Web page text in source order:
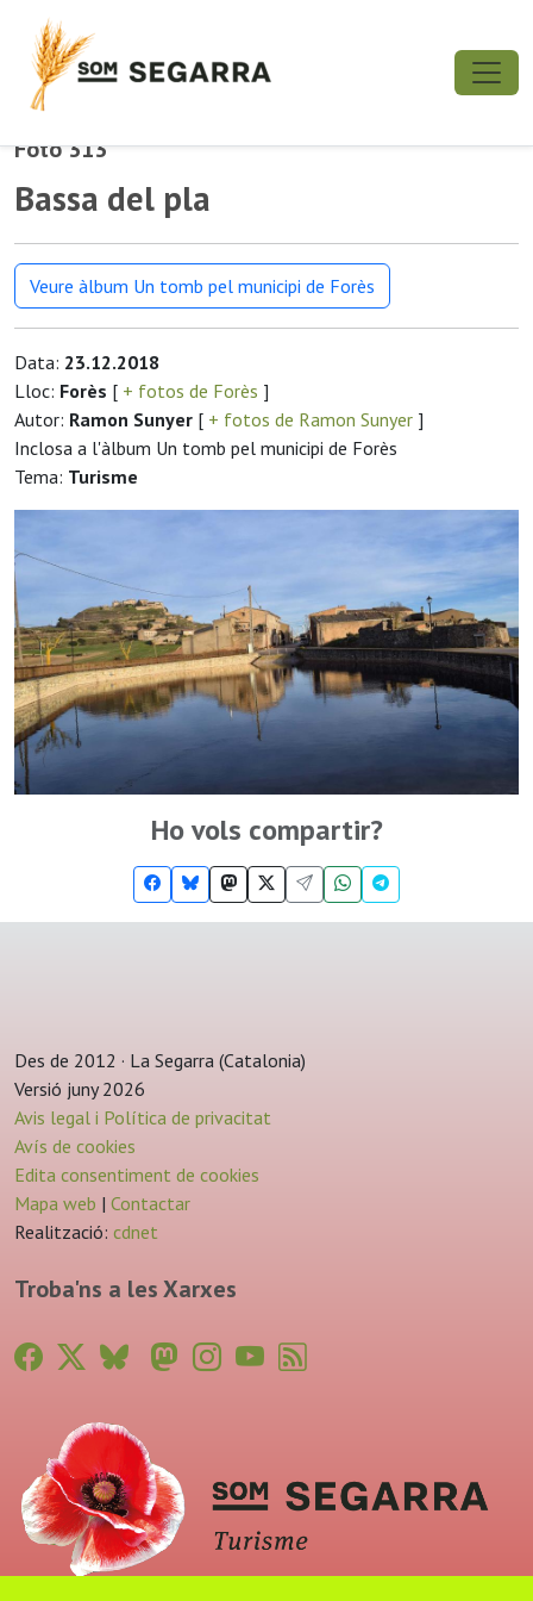
Foto 313
Bassa del pla
Veure àlbum Un tomb pel municipi de Forès
Data: 23.12.2018
Lloc: Forès [ + fotos de Forès ]
Autor: Ramon Sunyer [ + fotos de Ramon Sunyer ]
Inclosa a l'àlbum Un tomb pel municipi de Forès
Tema: Turisme
Ho vols compartir?
Des de 2012 · La Segarra (Catalonia)
Versió juny 2026
Avis legal i Política de privacitat
Avís de cookies
Edita consentiment de cookies
Mapa web | Contactar
Realització: cdnet
Troba'ns a les Xarxes